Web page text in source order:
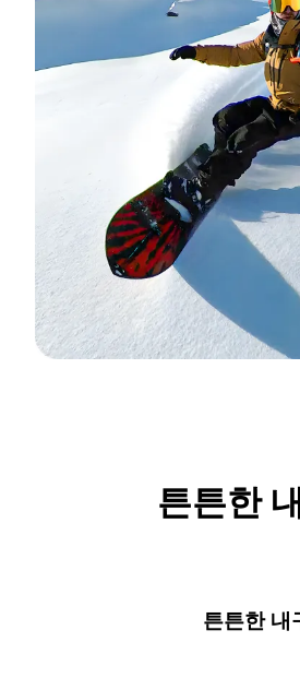
튼튼한
튼튼한 내